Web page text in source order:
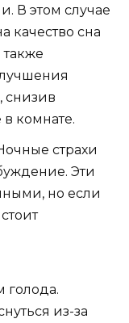
В этом случае
качество сна
также
снизив
комнате.
страхи
Эти
но если
из-за